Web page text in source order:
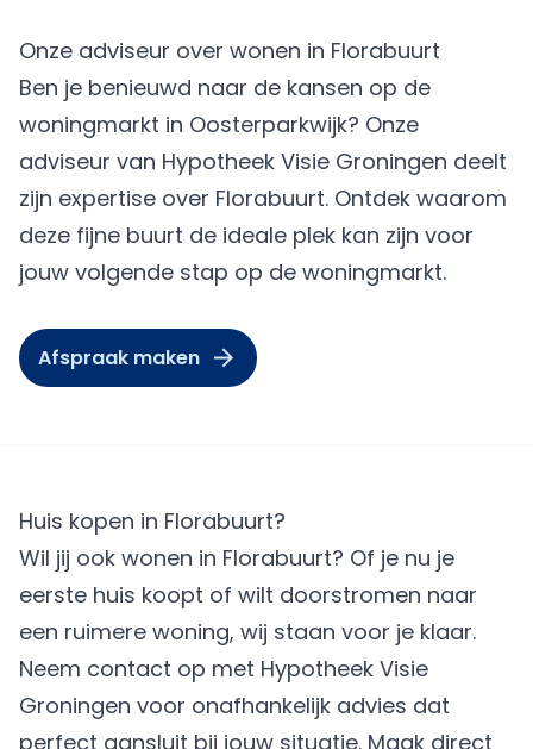
Onze adviseur over wonen in Florabuurt
Ben je benieuwd naar de kansen op de
woningmarkt in Oosterparkwijk? Onze
adviseur van Hypotheek Visie Groningen deelt
zijn expertise over Florabuurt. Ontdek waarom
deze fijne buurt de ideale plek kan zijn voor
jouw volgende stap op de woningmarkt.
Afspraak maken
Huis kopen in Florabuurt?
Wil jij ook wonen in Florabuurt? Of je nu je
eerste huis koopt of wilt doorstromen naar
een ruimere woning, wij staan voor je klaar.
Neem contact op met Hypotheek Visie
Groningen voor onafhankelijk advies dat
perfect aansluit bij jouw situatie. Maak direct